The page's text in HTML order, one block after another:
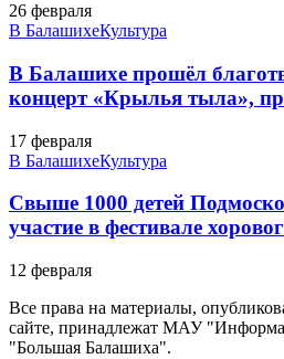
26 февраля
В БалашихеКультура
В Балашихе прошёл
концерт «Крылья тыла»,
17 февраля
В БалашихеКультура
Свыше 1000 детей
участие в фестивале
12 февраля
Все права на материалы,
сайте, принадлежат МАУ
"Большая Балашиха".